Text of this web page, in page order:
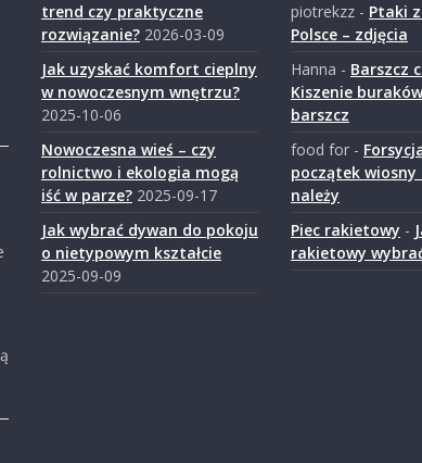
trend czy praktyczne
rozwiązanie? 2026-03-09
Jak uzyskać komfort cieplny
w nowoczesnym wnętrzu?
2025-10-06
Nowoczesna wieś – czy
rolnictwo i ekologia mogą
iść w parze? 2025-09-17
Jak wybrać dywan do pokoju
o nietypowym kształcie
2025-09-09
piotrekzz- Ptaki
Polsce – zdjęcia
Hanna - Barszcz
Kiszenie
barszcz
food for-
początek wiosny
należy
Piec rakietowy -
rakietowy